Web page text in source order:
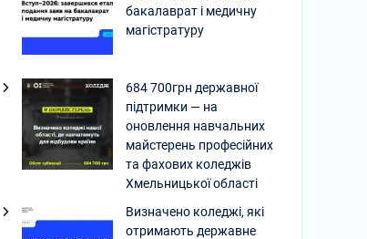
бакалаврат і медичну
магістратуру
684 700грн державної
підтримки — на
оновлення навчальних
майстерень професійних
та фахових коледжів
Хмельницької області
Визначено коледжі, які
отримають державне